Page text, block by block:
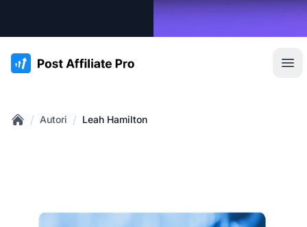
:site.title
/ Autori / Leah Hamilton